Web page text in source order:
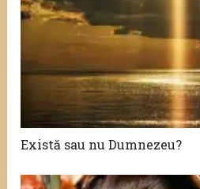
Există sau nu Dumnezeu?